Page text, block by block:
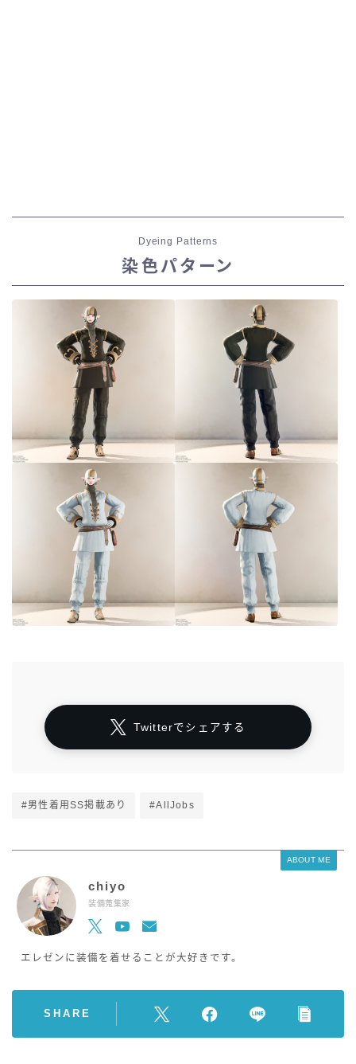
Dyeing Patterns
染色パターン
Twitterでシェアする
#男性着用SS掲載あり #AllJobs
ABOUT ME
chiyo
装備蒐集家
エレゼンに装備を着せることが大好きです。
SHARE